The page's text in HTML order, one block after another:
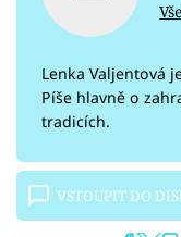
Lenka Valjentová
Píše hlavně o
tradicích.
VSTOUPIT DO